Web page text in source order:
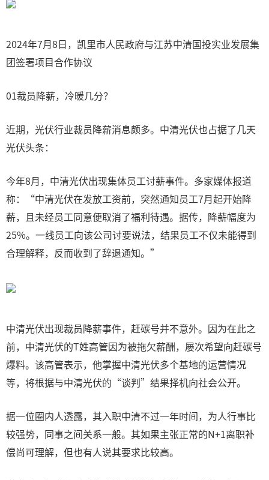
2024年7月8日，凯里市人民政府与江苏中清国投实业发展集
团签署项目合作协议
01裁员降薪，冷暖几分？
近期，光伏行业裁员降薪消息颇多。中清光伏也占据了几天
光伏头条：
今年8月，中清光伏出现集体员工讨薪事件。多家媒体报道
称：“中清光伏在发放工资前，突然通知员工7月起开始降
薪，且未经员工同意便取消了福利待遇。据传，降薪幅度为
25%。一线员工向该公司讨要说法，结果员工不仅未能得到
合理解释，反而收到了辞退通知。”
中清光伏出现裁员降薪事件，赶碳号并不意外。因为在此之
前，中清光伏的T姓高管因为被拖欠薪酬，屡次希望向赶碳号
爆料。该高管表示，他掌握中清光伏多个基地的运营情况
等，将根据与中清光伏的“谈判”结果择机向社会公开。
据一位圈内人透露，其入职中清不过一年时间，为人行事比
较强势，同事之间关系一般。其如果主张正常的N+1离职补
偿尚可理解，但也有人说其要求比较高。